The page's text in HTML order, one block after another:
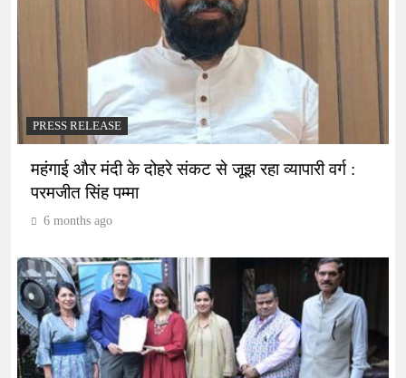
PRESS RELEASE
महंगाई और मंदी के दोहरे संकट से जूझ रहा व्यापारी वर्ग :
परमजीत सिंह पम्मा
6 months ago